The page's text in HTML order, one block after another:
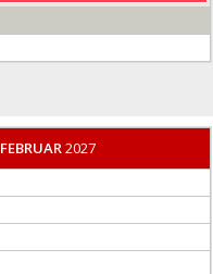
FEBRUAR2027